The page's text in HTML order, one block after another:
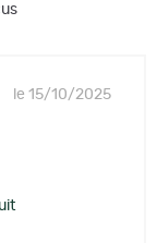
le 15/10/2025